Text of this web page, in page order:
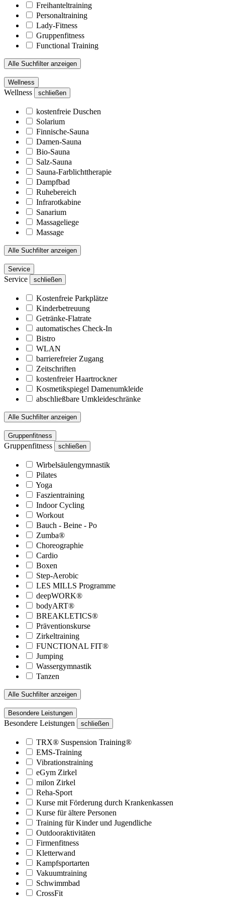
Freihanteltraining
Personaltraining
Lady-Fitness
Gruppenfitness
Functional Training
Alle Suchfilter anzeigen
Wellness
Wellness schließen
kostenfreie Duschen
Solarium
Finnische-Sauna
Damen-Sauna
Bio-Sauna
Salz-Sauna
Sauna-Farblichttherapie
Dampfbad
Ruhebereich
Infrarotkabine
Sanarium
Massageliege
Massage
Alle Suchfilter anzeigen
Service
Service schließen
Kostenfreie Parkplätze
Kinderbetreuung
Getränke-Flatrate
automatisches Check-In
Bistro
WLAN
barrierefreier Zugang
Zeitschriften
kostenfreier Haartrockner
Kosmetikspiegel Damenumkleide
abschließbare Umkleideschränke
Alle Suchfilter anzeigen
Gruppenfitness
Gruppenfitness schließen
Wirbelsäulengymnastik
Pilates
Yoga
Faszientraining
Indoor Cycling
Workout
Bauch - Beine - Po
Zumba®
Choreographie
Cardio
Boxen
Step-Aerobic
LES MILLS Programme
deepWORK®
bodyART®
BREAKLETICS®
Präventionskurse
Zirkeltraining
FUNCTIONAL FIT®
Jumping
Wassergymnastik
Tanzen
Alle Suchfilter anzeigen
Besondere Leistungen
Besondere Leistungen schließen
TRX® Suspension Training®
EMS-Training
Vibrationstraining
eGym Zirkel
milon Zirkel
Reha-Sport
Kurse mit Förderung durch Krankenkassen
Kurse für ältere Personen
Training für Kinder und Jugendliche
Outdooraktivitäten
Firmenfitness
Kletterwand
Kampfsportarten
Vakuumtraining
Schwimmbad
CrossFit